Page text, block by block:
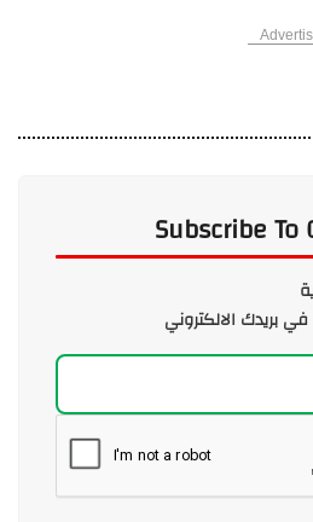
Subscribe
بريدك الالكتروني